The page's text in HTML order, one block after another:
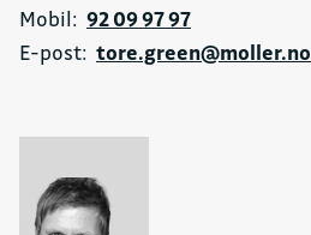
Mobil: 92 09 97 97
E-post: tore.green@moller.no